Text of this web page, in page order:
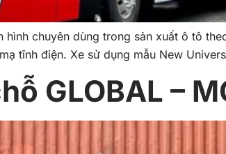
hình chuyên dùng trong sản xuất ô tô
tĩnh điện. Xe sử dụng mẫu New
GLOBAL –